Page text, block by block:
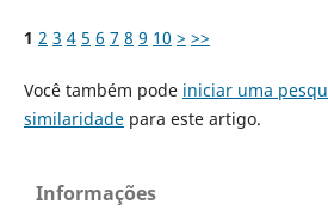
1 2 3 4 5 6 7 8 9 10 > >>
Você também pode iniciar uma
similaridadepara este artigo.
Informações